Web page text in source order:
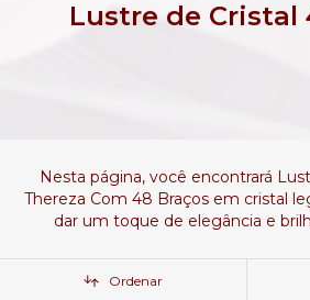
Lustre de Cristal
Nesta página, você encontrará
Thereza Com 48 Braços em cristal
dar um toque de elegância e
Ordenar